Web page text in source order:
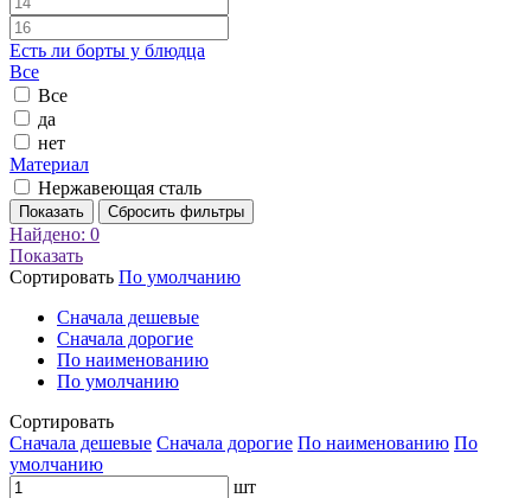
Есть ли борты у блюдца
Все
Все
да
нет
Материал
Нержавеющая сталь
Показать Сбросить фильтры
Найдено: 0
Показать
Сортировать По умолчанию
Cначала дешевые
Cначала дорогие
По наименованию
По умолчанию
Сортировать
Cначала дешевые Cначала дорогие По наименованию По
умолчанию
шт